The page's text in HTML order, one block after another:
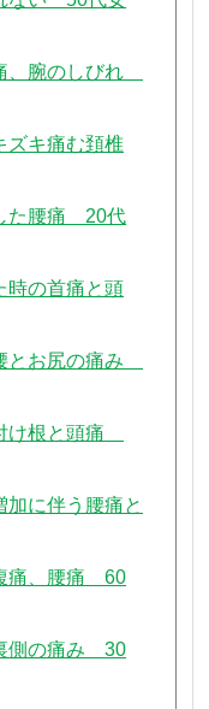
、腕のしびれ
ズキ痛む頚椎
た腰痛 20代
時の首痛と頭
とお尻の痛み
け根と頭痛
加に伴う腰痛と
痛、腰痛 60
側の痛み 30